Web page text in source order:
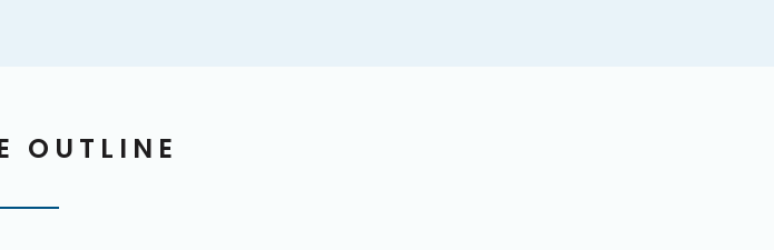
OUTLINE